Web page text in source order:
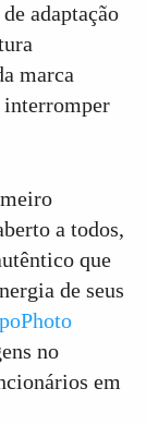
adaptação
marca
interromper
a todos,
que
de seus
no
em